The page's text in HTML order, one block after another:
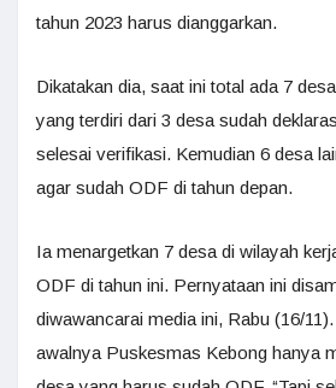
tahun 2023 harus dianggarkan.
Dikatakan dia, saat ini total ada 7
yang terdiri dari 3 desa sudah
selesai verifikasi. Kemudian 6 desa
agar sudah ODF di tahun depan.
Ia menargetkan 7 desa di wilayah
ODF di tahun ini. Pernyataan ini
diwawancarai media ini, Rabu (16/
awalnya Puskesmas Kebong hanya